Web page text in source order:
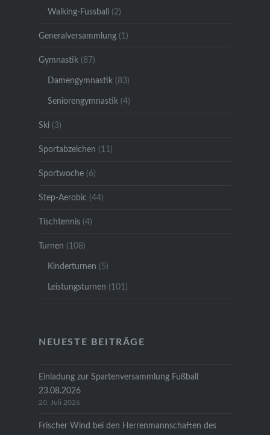
Walking-Fussball (2)
Generalversammlung(1)
Gymnastik(87)
Damengymnastik(83)
Seniorengymnastik(4)
Ski(3)
Sportabzeichen (11)
Sportwoche(6)
Step-Aerobic (44)
Tischtennis(4)
Turnen (108)
Kinderturnen (5)
Leistungsturnen (101)
NEUESTE BEITRÄGE
Einladung zur Spartenversammlung Fußball
23.08.2026
20. Juli 2026
Frischer Wind bei den Herrenmannschaften des